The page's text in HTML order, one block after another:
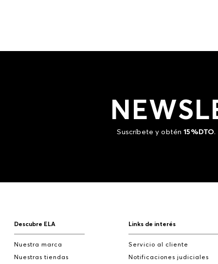
Suscríbete y obtén15%DTO.
Descubre ELA
Nuestra marca
Nuestras tiendas
Links de interés
Servicio al cliente
Notificaciones judiciales